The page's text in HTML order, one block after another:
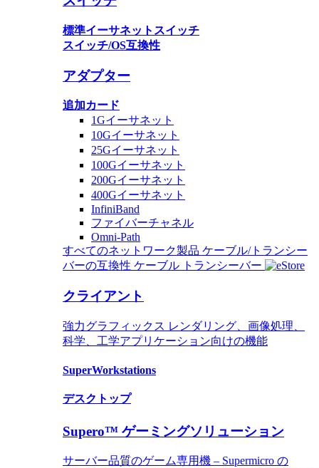
標準イーサネットスイッチ
スイッチ/OS互換性
アダプター
追加カード
1Gイーサネット
10Gイーサネット
25Gイーサネット
100Gイーサネット
200Gイーサネット
400Gイーサネット
InfiniBand
ファイバーチャネル
Omni-Path
すべてのネットワーク製品 ケーブル/トランシー
バーの互換性 ケーブル トランシーバー
クライアント
強力グラフィックス レンダリング、画像処理、
科学、工学アプリケーション向けの機能
SuperWorkstations
デスクトップ
Supero™ ゲーミングソリューション
サーバー品質のゲーム専用機 – Supermicro の